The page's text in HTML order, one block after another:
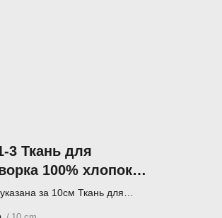
3 Ткань для
100% хлопок
см JulidoQuilt
за 10см Ткань для